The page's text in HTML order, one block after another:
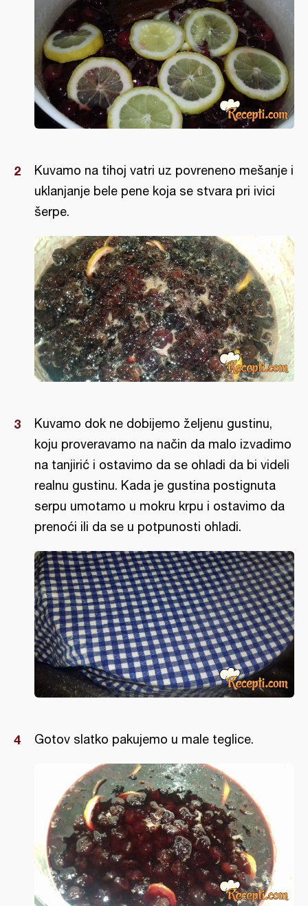
Kuvamo na tihoj vatri uz povreneno mešanje i
uklanjanje bele pene koja se stvara pri ivici
šerpe.
Kuvamo dok ne dobijemo željenu gustinu,
koju proveravamo na način da malo izvadimo
na tanjirić i ostavimo da se ohladi da bi videli
realnu gustinu. Kada je gustina postignuta
serpu umotamo u mokru krpu i ostavimo da
prenoći ili da se u potpunosti ohladi.
Gotov slatko pakujemo u male teglice.